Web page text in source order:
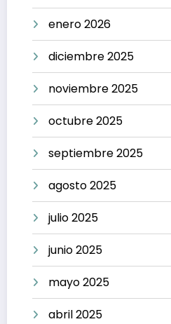
enero 2026
diciembre 2025
noviembre 2025
octubre 2025
septiembre 2025
agosto 2025
julio 2025
junio 2025
mayo 2025
abril 2025